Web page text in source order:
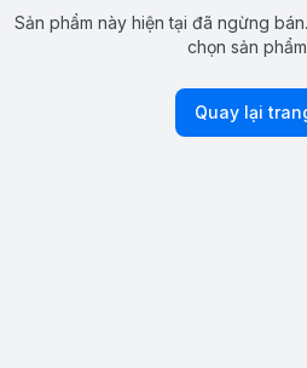
Sản phẩm này hiện tại đã ngừng
chọn sản
Quay lại